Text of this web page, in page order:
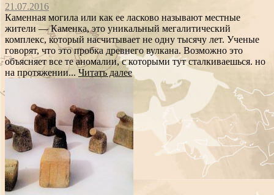
21.07.2016
Каменная могила или как ее ласково называют местные
жители — Каменка, это уникальный мегалитический
комплекс, который насчитывает не одну тысячу лет. Ученые
говорят, что это пробка древнего вулкана. Возможно это
объясняет все те аномалии, с которыми тут сталкиваешься. но
на протяжении... Читать далее